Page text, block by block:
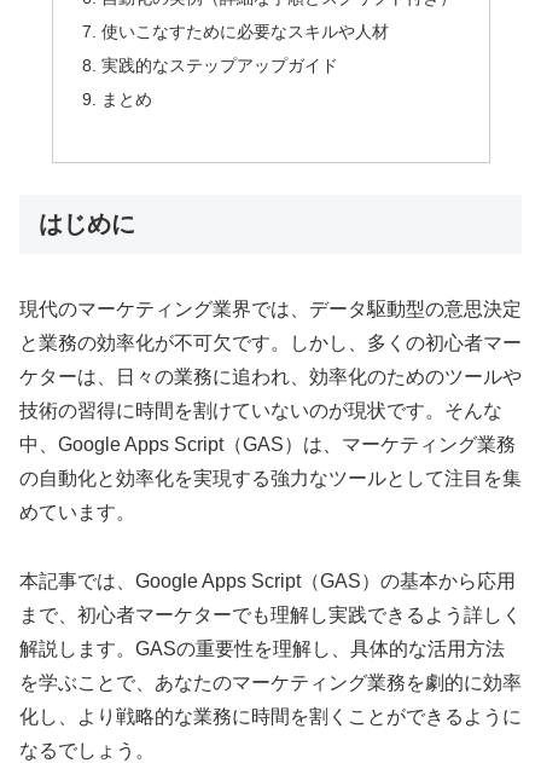
使いこなすために必要なスキルや人材
実践的なステップアップガイド
まとめ
はじめに
現代のマーケティング業界では、データ駆動型の意思決定
と業務の効率化が不可欠です。しかし、多くの初心者マー
ケターは、日々の業務に追われ、効率化のためのツールや
技術の習得に時間を割けていないのが現状です。そんな
中、Google Apps Script（GAS）は、マーケティング業務
の自動化と効率化を実現する強力なツールとして注目を集
めています。
本記事では、Google Apps Script（GAS）の基本から応用
まで、初心者マーケターでも理解し実践できるよう詳しく
解説します。GASの重要性を理解し、具体的な活用方法
を学ぶことで、あなたのマーケティング業務を劇的に効率
化し、より戦略的な業務に時間を割くことができるように
なるでしょう。